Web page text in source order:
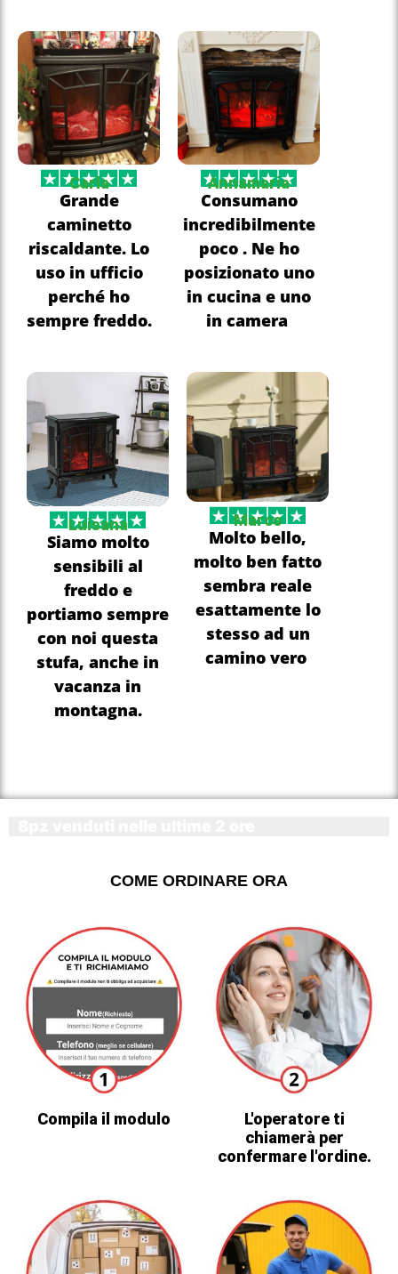
Carla
Grande
caminetto
riscaldante. Lo
uso in ufficio
perché ho
sempre freddo.
Annamaria
Consumano
incredibilmente
poco . Ne ho
posizionato uno
in cucina e uno
in camera
Luisana
Siamo molto
sensibili al
freddo e
portiamo sempre
con noi questa
stufa, anche in
vacanza in
montagna.
Marco
Molto bello,
molto ben fatto
sembra reale
esattamente lo
stesso ad un
camino vero
COME ORDINARE ORA
Compila il modulo
L'operatore ti
chiamerà per
confermare l'ordine.